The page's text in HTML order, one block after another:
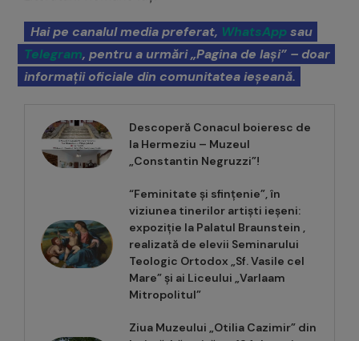
Hai pe canalul media preferat, WhatsAppsau
Telegram, pentru a urmări „Pagina de Iași” – doar
informații oficiale din comunitatea ieșeană.
Descoperă Conacul boieresc de
la Hermeziu – Muzeul
„Constantin Negruzzi”!
“Feminitate și sfințenie”, în
viziunea tinerilor artiști ieșeni:
expoziție la Palatul Braunstein ,
realizată de elevii Seminarului
Teologic Ortodox „Sf. Vasile cel
Mare” și ai Liceului „Varlaam
Mitropolitul”
Ziua Muzeului „Otilia Cazimir” din